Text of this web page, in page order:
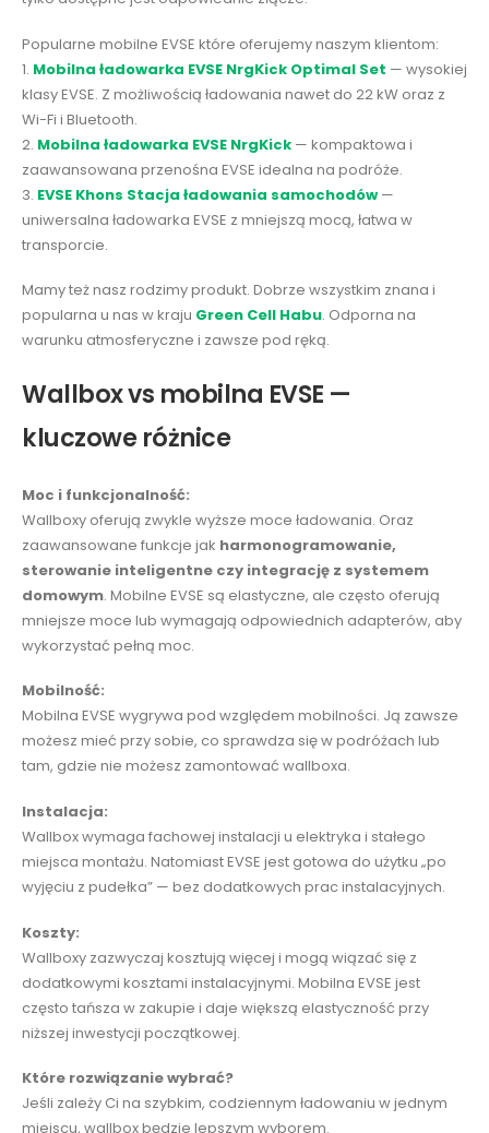
Popularne mobilne EVSE które oferujemy naszym klientom:
1. Mobilna ładowarka EVSE NrgKick Optimal Set — wysokiej
klasy EVSE. Z możliwością ładowania nawet do 22 kW oraz z
Wi-Fi i Bluetooth.
2. Mobilna ładowarka EVSE NrgKick — kompaktowa i
zaawansowana przenośna EVSE idealna na podróże.
3. EVSE Khons Stacja ładowania samochodów —
uniwersalna ładowarka EVSE z mniejszą mocą, łatwa w
transporcie.
Mamy też nasz rodzimy produkt. Dobrze wszystkim znana i
popularna u nas w kraju Green Cell Habu. Odporna na
warunku atmosferyczne i zawsze pod ręką.
Wallbox vs mobilna EVSE —
kluczowe różnice
Moc i funkcjonalność:
Wallboxy oferują zwykle wyższe moce ładowania. Oraz
zaawansowane funkcje jak harmonogramowanie,
sterowanie inteligentne czy integrację z systemem
domowym. Mobilne EVSE są elastyczne, ale często oferują
mniejsze moce lub wymagają odpowiednich adapterów, aby
wykorzystać pełną moc.
Mobilność:
Mobilna EVSE wygrywa pod względem mobilności. Ją zawsze
możesz mieć przy sobie, co sprawdza się w podróżach lub
tam, gdzie nie możesz zamontować wallboxa.
Instalacja:
Wallbox wymaga fachowej instalacji u elektryka i stałego
miejsca montażu. Natomiast EVSE jest gotowa do użytku „po
wyjęciu z pudełka” — bez dodatkowych prac instalacyjnych.
Koszty:
Wallboxy zazwyczaj kosztują więcej i mogą wiązać się z
dodatkowymi kosztami instalacyjnymi. Mobilna EVSE jest
często tańsza w zakupie i daje większą elastyczność przy
niższej inwestycji początkowej.
Które rozwiązanie wybrać?
Jeśli zależy Ci na szybkim, codziennym ładowaniu w jednym
miejscu, wallbox będzie lepszym wyborem.